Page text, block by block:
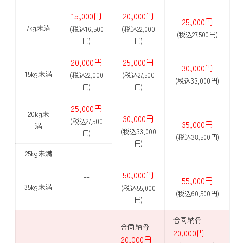
7kg未満
15,000円
(税込16,500
円)
20,000円
(税込22,000
円)
25,000円
(税込27,500円)
15kg未満
20,000円
(税込22,000
円)
25,000円
(税込27,500
円)
30,000円
(税込33,000円)
20kg未
満
25,000円
(税込27,500
円)
30,000円
(税込33,000
円)
35,000円
(税込38,500円)
25kg未満
--
35kg未満
50,000円
(税込55,000
円)
55,000円
(税込60,500円)
合同納骨
20,000円
合同納骨
20,000円